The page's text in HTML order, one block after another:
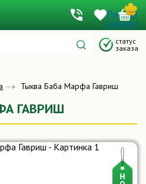
Личный
кабинет
...
статус
заказа
Тыква Баба Марфа Гавриш
ГАВРИШ
товара и мы сообщим